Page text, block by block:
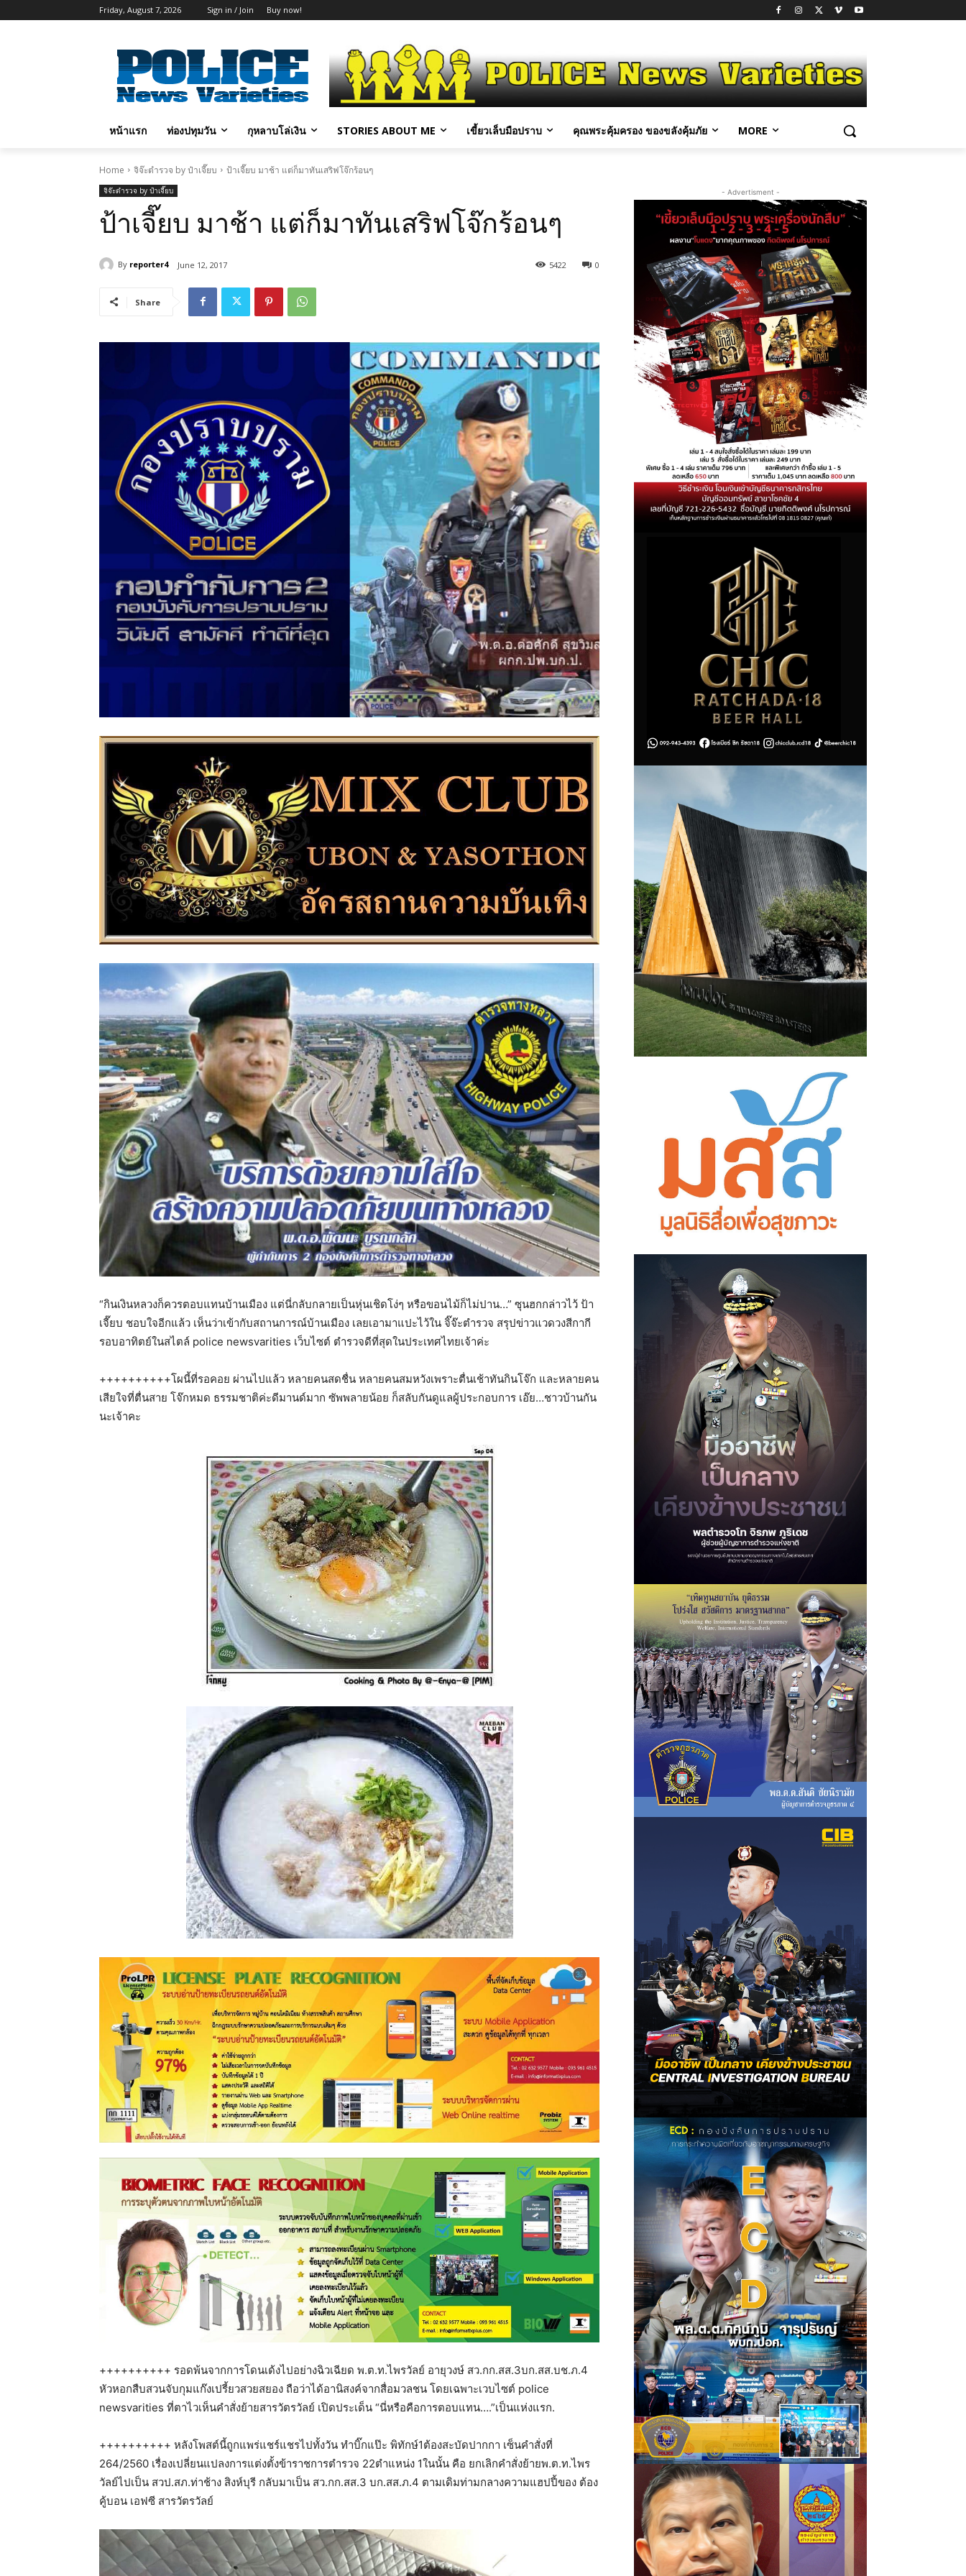
Friday, August 7, 2026 Sign in / Join Buy now!
หน้าแรก ท่องปทุมวัน กุหลาบโล่เงิน STORIES ABOUT ME เขี้ยวเล็บมือปราบ คุณพระคุ้มครอง ของขลังคุ้มภัย MORE
Home จิจ๊ะตำรวจ by ป๋าเจี๊ยบ ป้าเจี๊ยบ มาช้า แต่ก็มาทันเสริฟโจ๊กร้อนๆ
จิจ๊ะตำรวจ by ป๋าเจี๊ยบ
ป้าเจี๊ยบ มาช้า แต่ก็มาทันเสริฟโจ๊กร้อนๆ
By reporter4 June 12, 2017 0
5422
Share
“กินเงินหลวงก็ควรตอบแทนบ้านเมือง แต่นี่กลับกลายเป็นหุ่นเชิดโง่ๆ หรือขอนไม้ก็ไม่ปาน…” ซุนฮกกล่าวไว้ ป้า
เจี๊ยบ ชอบใจอีกแล้ว เห็นว่าเข้ากับสถานการณ์บ้านเมือง เลยเอามาแปะไว้ใน จิ๊จ๊ะตำรวจ สรุปข่าวแวดวงสีกากี
รอบอาทิตย์ในสไตล์ police newsvarities เว็บไซต์ ตำรวจดีที่สุดในประเทศไทยเจ้าค่ะ
++++++++++โผนี้ที่รอคอย ผ่านไปแล้ว หลายคนสดชื่น หลายคนสมหวังเพราะตื่นเช้าทันกินโจ๊ก และหลายคน
เสียใจที่ตื่นสาย โจ๊กหมด ธรรมชาติค่ะดีมานด์มาก ซัพพลายน้อย ก็สลับกันดูแลผู้ประกอบการ เอ๊ย…ชาวบ้านกัน
นะเจ้าคะ
++++++++++ รอดพ้นจากการโดนเด้งไปอย่างฉิวเฉียด พ.ต.ท.ไพรวัลย์ อายุวงษ์ สว.กก.สส.3บก.สส.บช.ภ.4
หัวหอกสืบสวนจับกุมแก๊งเปรี้ยวสวยสยอง ถือว่าได้อานิสงค์จากสื่อมวลชน โดยเฉพาะเวบไซต์ police
newsvarities ที่ตาไวเห็นคำสั่งย้ายสารวัตรวัลย์ เปิดประเด็น “นี่หรือคือการตอบแทน….”เป็นแห่งแรก.
++++++++++ หลังโพสต์นี้ถูกแพร่แชร์แชรไปทั้งวัน ทำบิ๊กแป๊ะ พิทักษ์1ต้องสะบัดปากกา เซ็นคำสั่งที่
264/2560 เรื่องเปลี่ยนแปลงการแต่งตั้งข้าราชการตำรวจ 22ตำแหน่ง 1ในนั้น คือ ยกเลิกคำสั่งย้ายพ.ต.ท.ไพร
วัลย์ไปเป็น สวป.สภ.ท่าช้าง สิงห์บุรี กลับมาเป็น สว.กก.สส.3 บก.สส.ภ.4 ตามเดิมท่ามกลางความแฮปปี้ของ ต้อง
คู้บอน เอฟซี สารวัตรวัลย์
- Advertisment -